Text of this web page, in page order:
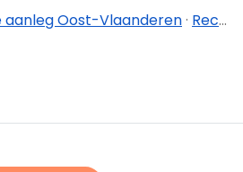
Oost-Vlaanderen· Rechtbank eerste aanleg Oost-Vlaanderen - afdeling Oudenaarde